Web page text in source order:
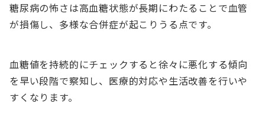
糖尿病の怖さは高血糖状態が長期にわたることで血管
が損傷し、多様な合併症が起こりうる点です。
血糖値を持続的にチェックすると徐々に悪化する傾向
を早い段階で察知し、医療的対応や生活改善を行いや
すくなります。